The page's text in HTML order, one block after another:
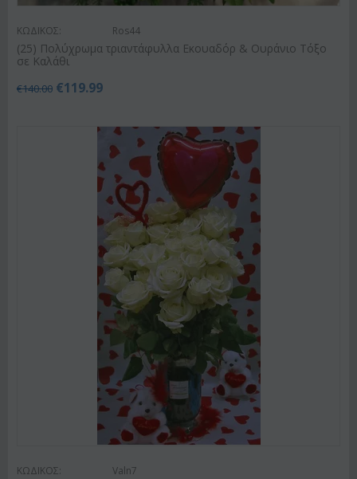
ΚΩΔΙΚΟΣ: Ros44
(25) Πολύχρωμα τριαντάφυλλα Εκουαδόρ & Ουράνιο Τόξο
σε Καλάθι
€140.00 €119.99
ΚΩΔΙΚΟΣ: Valn7